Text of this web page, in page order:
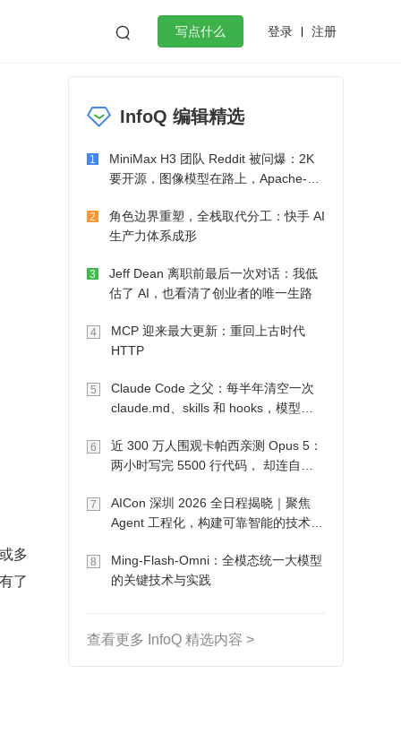
 写点什么 登录 注册
微服务架构 flutter
多
了
InfoQ 编辑精选
1
MiniMax H3 团队 Reddit 被问爆：2K
要开源，图像模型在路上，Apache-2.0
2
角色边界重塑，全栈取代分工：快手 AI
生产力体系成形
3
Jeff Dean 离职前最后一次对话：我低
估了 AI，也看清了创业者的唯一生路
4
MCP 迎来最大更新：重回上古时代
HTTP
5
Claude Code 之父：每半年清空一次
claude.md、skills 和 hooks，模型自
6
近 300 万人围观卡帕西亲测 Opus 5：
两小时写完 5500 行代码， 却连自己
7
AICon 深圳 2026 全日程揭晓｜聚焦
Agent 工程化，构建可靠智能的技术路
8
Ming-Flash-Omni：全模态统一大模型
的关键技术与实践
查看更多 InfoQ 精选内容 >